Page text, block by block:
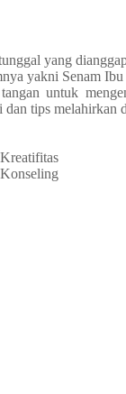
yang
yakni Senam
untuk
tips melahirkan